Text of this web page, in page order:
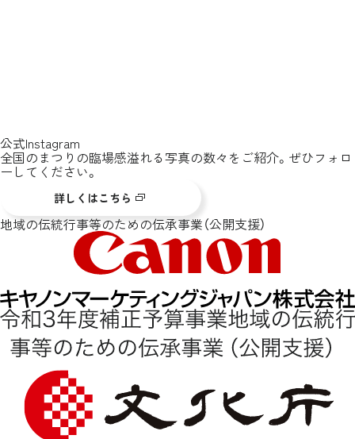
公式Instagram
全国のまつりの臨場感溢れる写真の数々をご紹介。ぜひフォロ
ーしてください。
詳しくはこちら
地域の伝統行事等のための伝承事業（公開支援）